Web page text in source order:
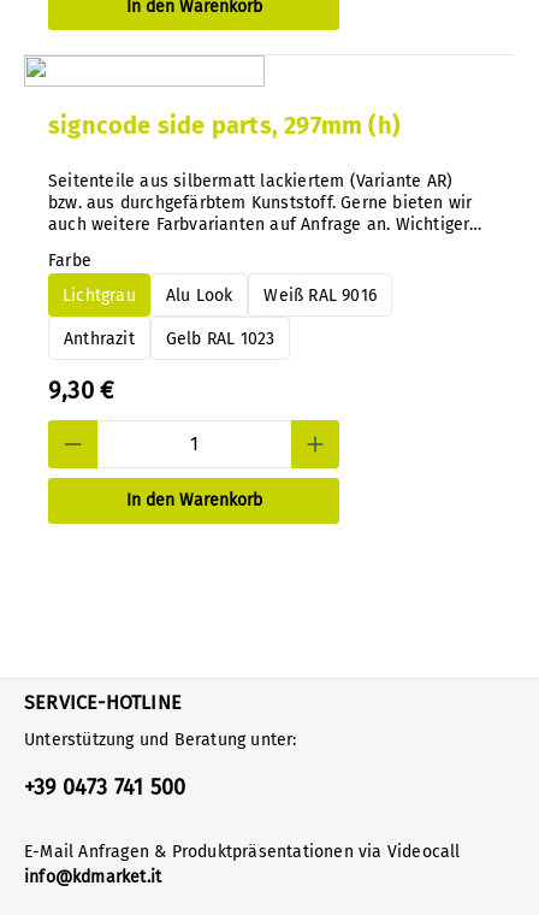
In den Warenkorb
signcode side parts, 297mm (h)
Seitenteile aus silbermatt lackiertem (Variante AR)
bzw. aus durchgefärbtem Kunststoff. Gerne bieten wir
auch weitere Farbvarianten auf Anfrage an. Wichtiger
die Farbkennung jederzeit und nachträglich ganz
einfach wechseln.
Farbe
Lichtgrau
Alu Look Weiß RAL 9016
Anthrazit Gelb RAL 1023
9,30 €
In den Warenkorb
SERVICE-HOTLINE
Unterstützung und Beratung unter:
+39 0473 741 500
E-Mail Anfragen & Produktpräsentationen via Videocall
info@kdmarket.it